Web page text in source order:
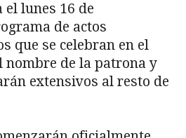
el lunes 16 de
de actos
que se celebran en el
nombre de la patrona y
extensivos al resto de